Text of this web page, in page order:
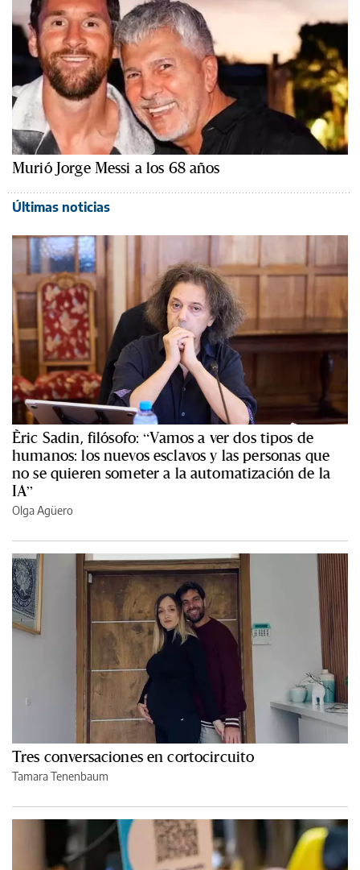
Murió Jorge Messi a los 68 años
Últimas noticias
Èric Sadin, filósofo: “Vamos a ver dos tipos de
humanos: los nuevos esclavos y las personas que
no se quieren someter a la automatización de la
IA”
Olga Agüero
Tres conversaciones en cortocircuito
Tamara Tenenbaum